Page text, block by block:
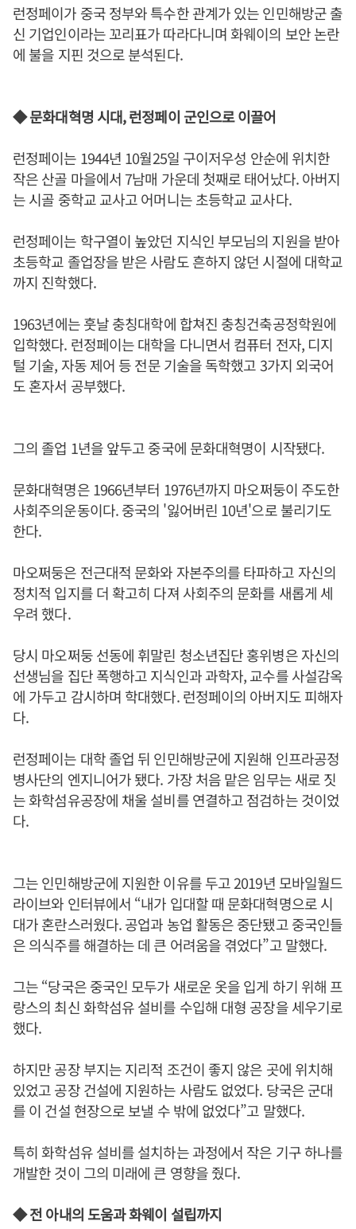
런정페이가 중국 정부와 특수한 관계가 있는 인민해방군 출
신 기업인이라는 꼬리표가 따라다니며 화웨이의 보안 논란
에 불을 지핀 것으로 분석된다.
◆ 문화대혁명 시대, 런정페이 군인으로 이끌어
런정페이는 1944년 10월25일 구이저우성 안순에 위치한
작은 산골 마을에서 7남매 가운데 첫째로 태어났다. 아버지
는 시골 중학교 교사고 어머니는 초등학교 교사다.
런정페이는 학구열이 높았던 지식인 부모님의 지원을 받아
초등학교 졸업장을 받은 사람도 흔하지 않던 시절에 대학교
까지 진학했다.
1963년에는 훗날 충칭대학에 합쳐진 충칭건축공정학원에
입학했다. 런정페이는 대학을 다니면서 컴퓨터 전자, 디지
털 기술, 자동 제어 등 전문 기술을 독학했고 3가지 외국어
도 혼자서 공부했다.
그의 졸업 1년을 앞두고 중국에 문화대혁명이 시작됐다.
문화대혁명은 1966년부터 1976년까지 마오쩌둥이 주도한
사회주의운동이다. 중국의 '잃어버린 10년'으로 불리기도
한다.
마오쩌둥은 전근대적 문화와 자본주의를 타파하고 자신의
정치적 입지를 더 확고히 다져 사회주의 문화를 새롭게 세
우려 했다.
당시 마오쩌둥 선동에 휘말린 청소년집단 홍위병은 자신의
선생님을 집단 폭행하고 지식인과 과학자, 교수를 사설감옥
에 가두고 감시하며 학대했다. 런정페이의 아버지도 피해자
다.
런정페이는 대학 졸업 뒤 인민해방군에 지원해 인프라공정
병사단의 엔지니어가 됐다. 가장 처음 맡은 임무는 새로 짓
는 화학섬유공장에 채울 설비를 연결하고 점검하는 것이었
다.
그는 인민해방군에 지원한 이유를 두고 2019년 모바일월드
라이브와 인터뷰에서 “내가 입대할 때 문화대혁명으로 시
대가 혼란스러웠다. 공업과 농업 활동은 중단됐고 중국인들
은 의식주를 해결하는 데 큰 어려움을 겪었다”고 말했다.
그는 “당국은 중국인 모두가 새로운 옷을 입게 하기 위해 프
랑스의 최신 화학섬유 설비를 수입해 대형 공장을 세우기로
했다.
하지만 공장 부지는 지리적 조건이 좋지 않은 곳에 위치해
있었고 공장 건설에 지원하는 사람도 없었다. 당국은 군대
를 이 건설 현장으로 보낼 수 밖에 없었다”고 말했다.
특히 화학섬유 설비를 설치하는 과정에서 작은 기구 하나를
개발한 것이 그의 미래에 큰 영향을 줬다.
◆ 전 아내의 도움과 화웨이 설립까지